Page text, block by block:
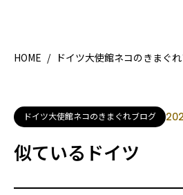
HOME
地域別ガイド
観光ガイド
ライフスタイル
HOME / ドイツ大使館ネコのきまぐ
ドイツ大使館ネコのきまぐれブログ
似ているドイツ